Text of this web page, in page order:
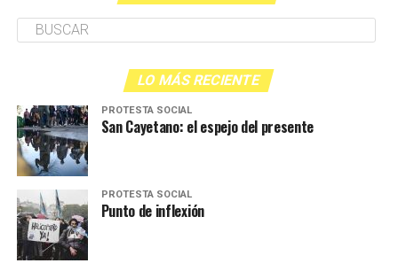
LO MÁS RECIENTE
PROTESTA SOCIAL
San Cayetano: el espejo del presente
PROTESTA SOCIAL
Punto de inflexión